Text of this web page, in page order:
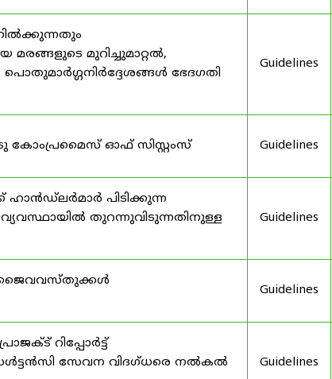
മുറിച്ചുമാറ്റൽ,
ഭേദഗതി
Guidelines
കോംപ്രമൈസ് ഓഫ് സിസ്റ്റംസ് Guidelines
പിടിക്കുന്ന
തുറന്നുവിടുന്നതിനുള്ള
Guidelines
ജൈവവസ്തുക്കൾ
Guidelines
റിപ്പോർട്ട്
സേവന വിദഗ്ധരെ നൽകൽ
Guidelines